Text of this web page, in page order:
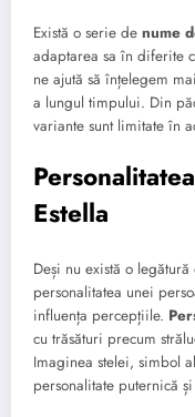
Există o serie de nume
adaptarea sa în diferite
ne ajută să înțelegem
a lungul timpului. Din
variante sunt limitate în
Estella
Deși nu există o
personalitatea unei
influența percepțiile.
cu trăsături precum
Imaginea stelei, simbol
personalitate puternică